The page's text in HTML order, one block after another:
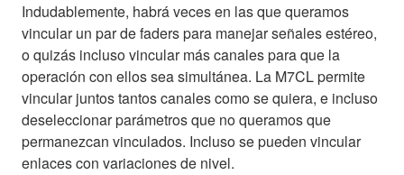
Indudablemente, habrá veces en las que queramos
vincular un par de faders para manejar señales estéreo,
o quizás incluso vincular más canales para que la
operación con ellos sea simultánea. La M7CL permite
vincular juntos tantos canales como se quiera, e incluso
deseleccionar parámetros que no queramos que
permanezcan vinculados. Incluso se pueden vincular
enlaces con variaciones de nivel.